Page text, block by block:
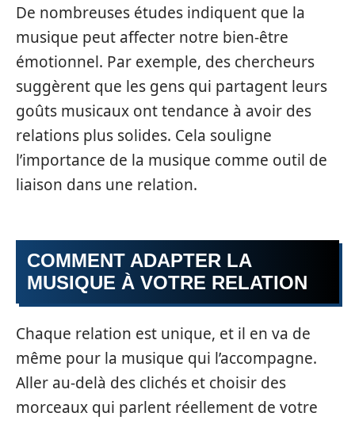
De nombreuses études indiquent que la
musique peut affecter notre bien-être
émotionnel. Par exemple, des chercheurs
suggèrent que les gens qui partagent leurs
goûts musicaux ont tendance à avoir des
relations plus solides. Cela souligne
l’importance de la musique comme outil de
liaison dans une relation.
COMMENT ADAPTER LA
MUSIQUE À VOTRE RELATION
Chaque relation est unique, et il en va de
même pour la musique qui l’accompagne.
Aller au-delà des clichés et choisir des
morceaux qui parlent réellement de votre